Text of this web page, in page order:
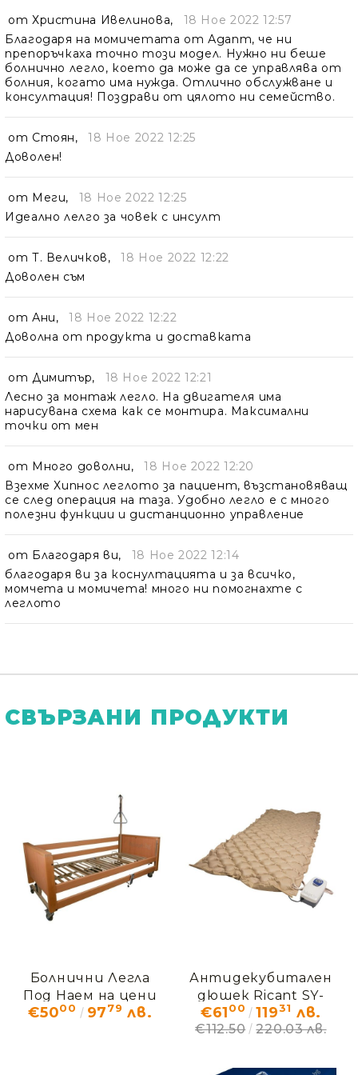
от Христина Ивелинова,
18 Ное 2022 12:57
Благодаря на момичетата от Адапт, че ни
препоръчкаха точно този модел. Нужно ни беше
болнично легло, което да може да се управлява от
болния, когато има нужда. Отлично обслужване и
консултация! Поздрави от цялото ни семейство.
от Стоян,
18 Ное 2022 12:25
Доволен!
от Меги,
18 Ное 2022 12:25
Идеално лелго за човек с инсулт
от Т. Величков,
18 Ное 2022 12:22
Доволен съм
от Ани,
18 Ное 2022 12:22
Доволна от продукта и доставката
от Димитър,
18 Ное 2022 12:21
Лесно за монтаж легло. На двигателя има
нарисувана схема как се монтира. Максимални
точки от мен
от Много доволни,
18 Ное 2022 12:20
Взехме Хипнос леглото за пациент, възстановяващ
се след операция на таза. Удобно легло е с много
полезни функции и дистанционно управление
от Благодаря ви,
18 Ное 2022 12:14
благодаря ви за коснултацията и за всичко,
момчета и момичета! много ни помогнахте с
леглото
СВЪРЗАНИ ПРОДУКТИ
Болнични Легла
Под Наем на цени
от...
€5000 9779 лв.
Антидекубитален
дюшек Ricant SY-
200
€6100 11931 лв.
€112.50 220.03 лв.